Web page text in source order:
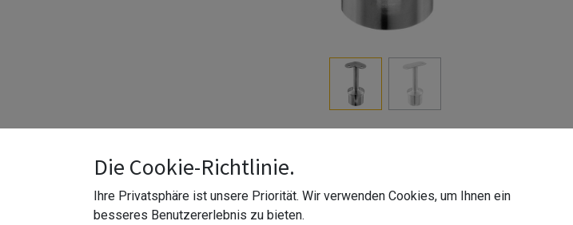
Die Cookie-Richtlinie.
Ihre Privatsphäre ist unsere Priorität. Wir verwenden Cookies, um Ihnen ein
besseres Benutzererlebnis zu bieten.